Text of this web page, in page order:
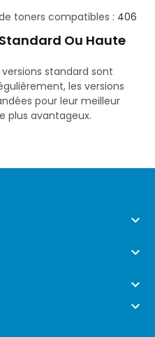
toners compatibles : 406
Ou Haute
standard sont
les versions
pour leur meilleur
plus avantageux.



